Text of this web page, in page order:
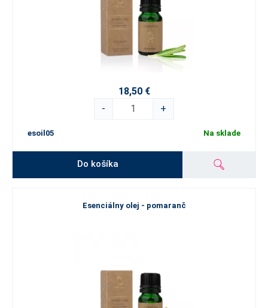
18,50 €
-
+
esoil05 Na sklade
Do košíka
Esenciálny olej - pomaranč